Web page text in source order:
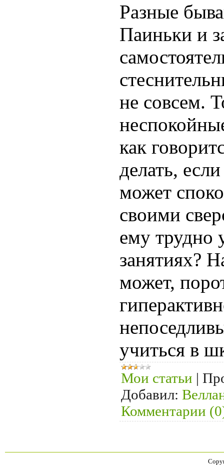
Разные
Паиньки и
не совсем.
как
делать,
может
своими
ему трудно
занятиях?
может,
учиться в
Мои статьи |
Добавил:
Комментарии